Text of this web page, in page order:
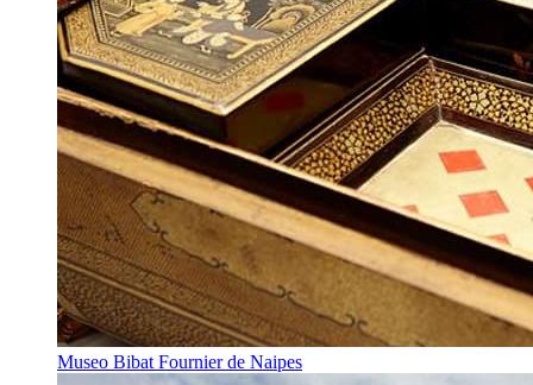
Museo Bibat Fournier de Naipes